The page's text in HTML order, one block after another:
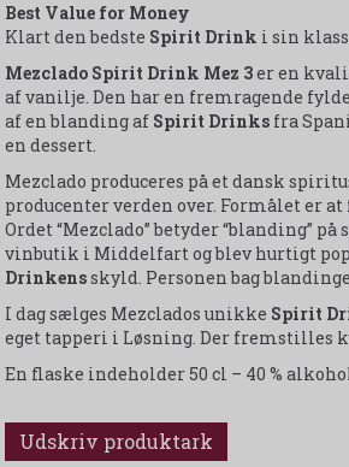
Best Value for Money
Klart den bedste Spirit Drink i sin
Mezclado Spirit Drink Mez 3er en
af vanilje. Den har en fremragende
af en blanding af Spirit Drinksfra
en dessert.
Mezclado produceres på et dansk
producenter verden over. Formålet er
Ordet “Mezclado” betyder “blanding”
vinbutik i Middelfart og blev hurtigt
Drinkensskyld. Personen bag
I dag sælges Mezclados unikke Spirit
eget tapperi i Løsning. Der fremstilles
En flaske indeholder 50 cl – 40 %
Udskriv produktark